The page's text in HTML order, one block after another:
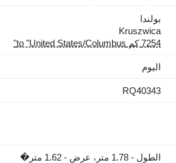
بولندا
Kruszwica
7254 كم to "United States/Columbus"
اليوم
RQ40343
الطول - 1.78 متر، عرض - 1.62 متر�